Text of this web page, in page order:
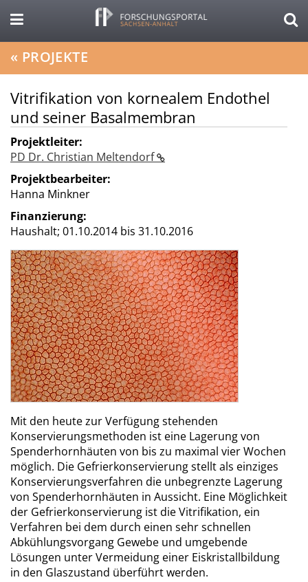
« PROJEKTE
Vitrifikation von kornealem Endothel
und seiner Basalmembran
Projektleiter:
PD Dr. Christian Meltendorf
Projektbearbeiter:
Hanna Minkner
Finanzierung:
Haushalt; 01.10.2014 bis 31.10.2016
Mit den heute zur Verfügung stehenden
Konservierungsmethoden ist eine Lagerung von
Spenderhornhäuten von bis zu maximal vier Wochen
möglich. Die Gefrierkonservierung stellt als einziges
Konservierungsverfahren die unbegrenzte Lagerung
von Spenderhornhäuten in Aussicht. Eine Möglichkeit
der Gefrierkonservierung ist die Vitrifikation, ein
Verfahren bei dem durch einen sehr schnellen
Abkühlungsvorgang Gewebe und umgebende
Lösungen unter Vermeidung einer Eiskristallbildung
in den Glaszustand überführt werden.